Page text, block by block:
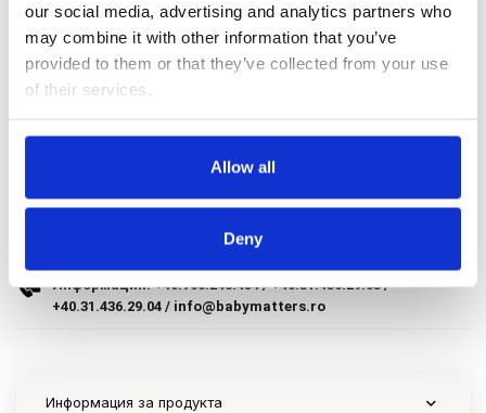
our social media, advertising and analytics partners who
may combine it with other information that you’ve
provided to them or that they’ve collected from your use
of their services.
Allow all
Deny
Гаранция на продукта
ECC
Copyright 2026 BabyMatters
Доставка до България и Европейския съюз
Запас
Информация:+40.760.248.454/+40.31.436.29.03/
+40.31.436.29.04 / info@babymatters.ro
Информация за продукта
Adauga in cos
съюз. Всички поръчки се изпращат от Румъния,
директно до клиента.
Подробности